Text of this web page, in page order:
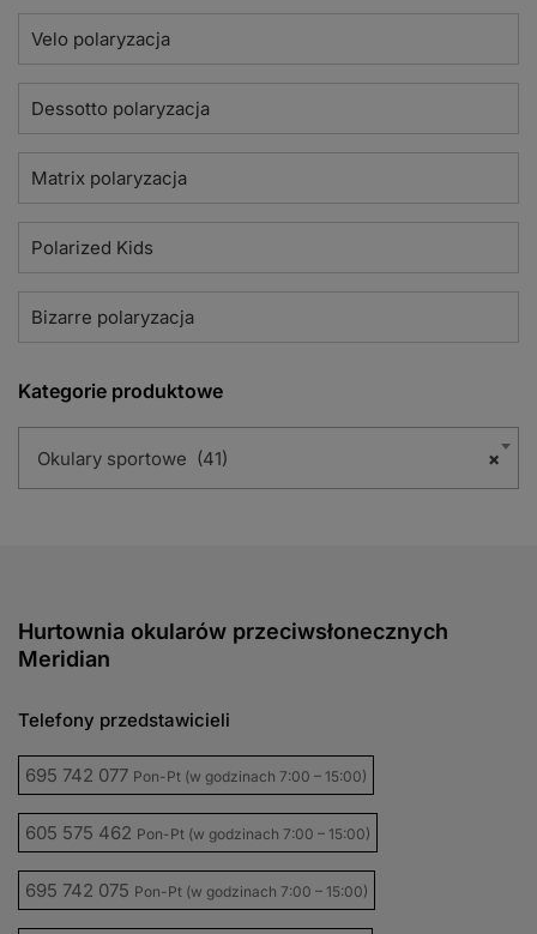
Velo polaryzacja
Dessotto polaryzacja
Matrix polaryzacja
Polarized Kids
Bizarre polaryzacja
Kategorie produktowe
×
Okulary sportowe (41)
Hurtownia okularów przeciwsłonecznych
Meridian
Telefony przedstawicieli
695 742 077 Pon-Pt (w godzinach 7:00 – 15:00)
605 575 462 Pon-Pt (w godzinach 7:00 – 15:00)
695 742 075 Pon-Pt (w godzinach 7:00 – 15:00)